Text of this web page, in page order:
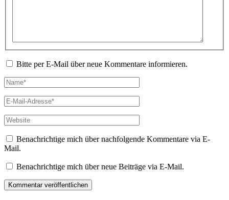
Bitte per E-Mail über neue Kommentare informieren.
Name*
E-
Mail-
Adresse*
Website
Benachrichtige mich über nachfolgende Kommentare via E-
Mail.
Benachrichtige mich über neue Beiträge via E-Mail.